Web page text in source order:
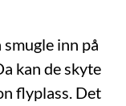
inn på
kan de skyte
flyplass. Det